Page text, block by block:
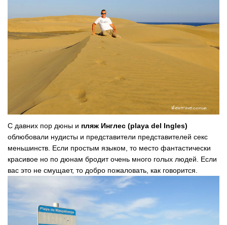
С давних пор дюны и пляж Инглес (playa del Ingles)
облюбовали нудисты и представители представителей секс
меньшинств. Если простым языком, то место фантастически
красивое но по дюнам бродит очень много голых людей. Если
вас это не смущает, то добро пожаловать, как говорится.